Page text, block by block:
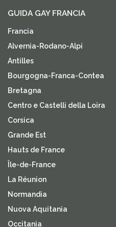
GUIDA GAY FRANCIA
Francia
Alvernia-Rodano-Alpi
Antilles
Bourgogna-Franca-Contea
Bretagna
Centro e Castelli della Loira
Corsica
Grande Est
Hauts de France
Île-de-France
La Réunion
Normandia
Nuova Aquitania
Occitania